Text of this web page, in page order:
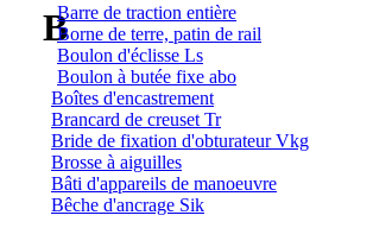
B
Barre de traction entière
Borne de terre, patin de rail
Boulon d'éclisse Ls
Boulon à butée fixe abo
Boîtes d'encastrement
Brancard de creuset Tr
Bride de fixation d'obturateur Vkg
Brosse à aiguilles
Bâti d'appareils de manoeuvre
Bêche d'ancrage Sik